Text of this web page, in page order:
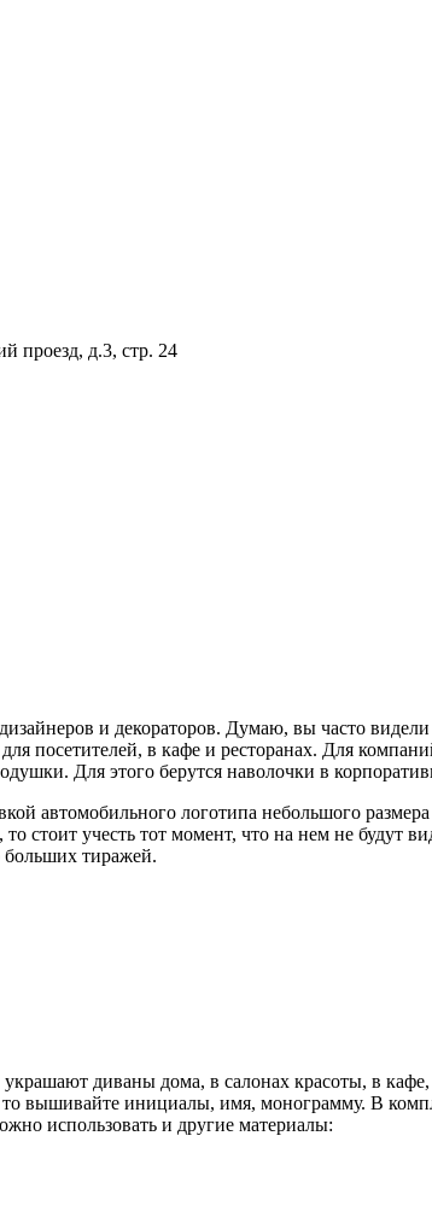
проезд, д.3, стр. 24
и декораторов. Думаю, вы часто
посетителей, в кафе и ресторанах. Для
Для этого берутся наволочки в
автомобильного логотипа небольшого
стоит учесть тот момент, что на нем не
тиражей.
диваны дома, в салонах красоты, в
вышивайте инициалы, имя, монограмму. В
использовать и другие материалы: